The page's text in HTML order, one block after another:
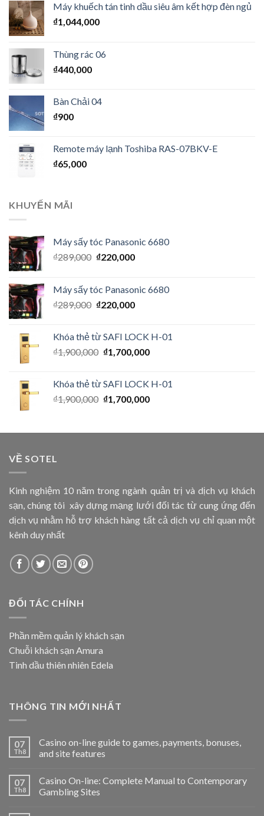
Máy khuếch tán tinh dầu siêu âm kết hợp đèn ngủ
₫1,044,000
Thùng rác 06
₫440,000
Bàn Chải 04
₫900
Remote máy lạnh Toshiba RAS-07BKV-E
₫65,000
KHUYẾN MÃI
Máy sấy tóc Panasonic 6680
₫289,000 ₫220,000
Máy sấy tóc Panasonic 6680
₫289,000 ₫220,000
Khóa thẻ từ SAFI LOCK H-01
₫1,900,000 ₫1,700,000
Khóa thẻ từ SAFI LOCK H-01
₫1,900,000 ₫1,700,000
VỀ SOTEL
Kinh nghiệm 10 năm trong ngành quản trị và dịch vụ khách
sạn, chúng tôi xây dựng mạng lưới đối tác từ cung ứng đến
dịch vụ nhằm hỗ trợ khách hàng tất cả dịch vụ chỉ quan một
kênh duy nhất
ĐỐI TÁC CHÍNH
Phần mềm quản lý khách sạn
Chuỗi khách sạn Amura
Tinh dầu thiên nhiên Edela
THÔNG TIN MỚI NHẤT
07
Th8
Casino on-line guide to games, payments, bonuses,
and site features
07
Th8
Casino On-line: Complete Manual to Contemporary
Gambling Sites